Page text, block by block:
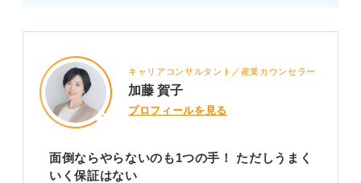
キャリアコンサルタント／産業カウンセラー
加藤 賀子
プロフィールを見る
面倒ならやらないのも1つの手！ ただしうまく
いく保証はない